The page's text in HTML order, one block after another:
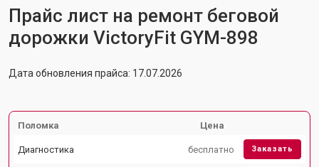
Прайс лист на ремонт беговой
дорожки VictoryFit GYM-898
Дата обновления прайса: 17.07.2026
Поломка Цена
Диагностика бесплатно Заказать